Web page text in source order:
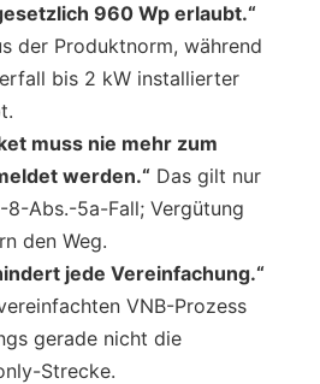
960 Wp erlaubt.“
der Produktnorm, während
bis 2 kW installierter
muss nie mehr zum
werden.“ Das gilt nur
Abs.-5a-Fall; Vergütung
den Weg.
jede Vereinfachung.“
VNB-Prozess
gerade nicht die
Strecke.